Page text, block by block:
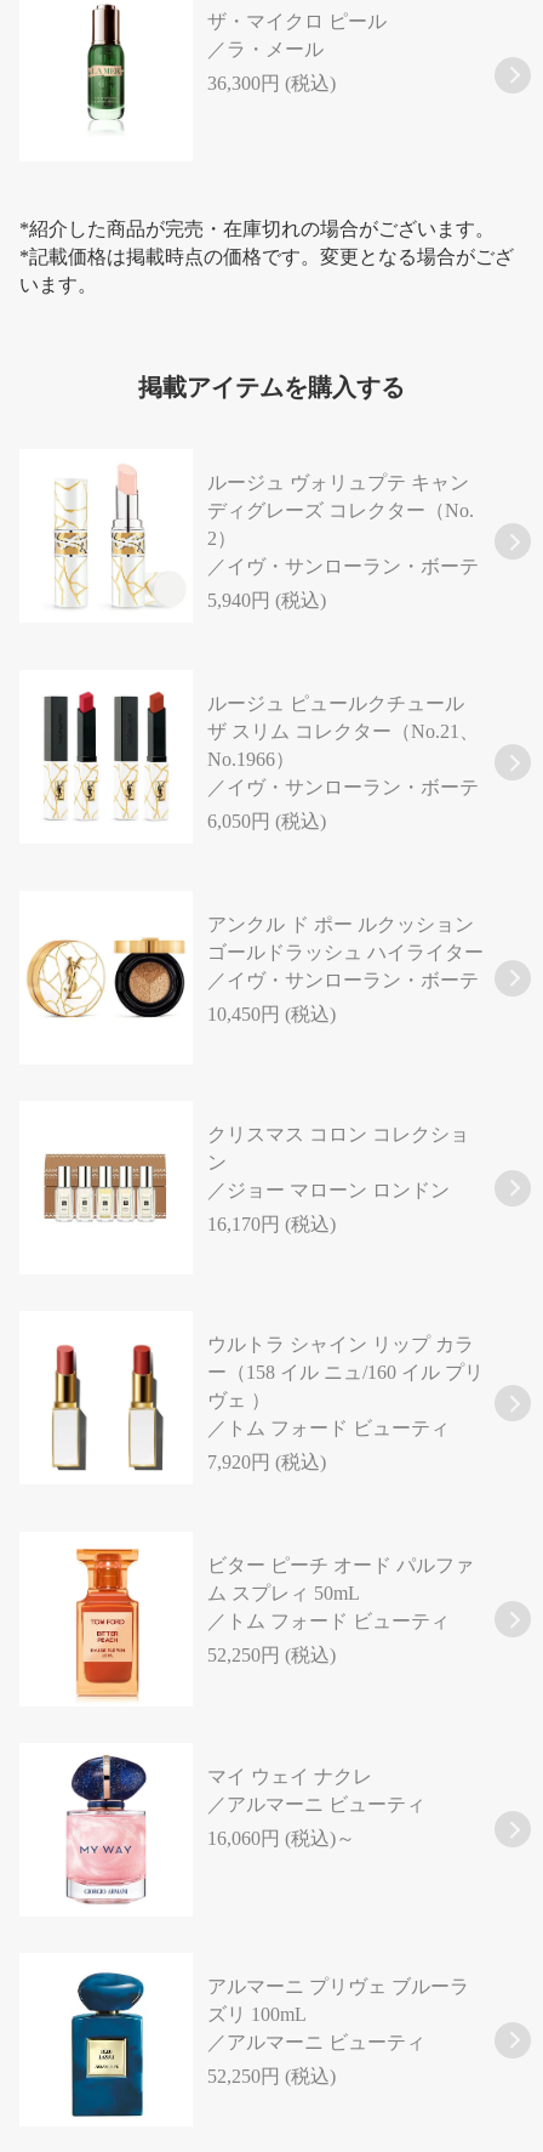
ザ・マイクロ ピール
／ラ・メール
36,300円 (税込)
*紹介した商品が完売・在庫切れの場合がございます。
*記載価格は掲載時点の価格です。変更となる場合がござ
います。
掲載アイテムを購入する
ルージュ ヴォリュプテ キャン
ディグレーズ コレクター（No.
2）
／イヴ・サンローラン・ボーテ
5,940円 (税込)
ルージュ ピュールクチュール
ザ スリム コレクター（No.21、
No.1966）
／イヴ・サンローラン・ボーテ
6,050円 (税込)
アンクル ド ポー ルクッション
ゴールドラッシュ ハイライター
／イヴ・サンローラン・ボーテ
10,450円 (税込)
クリスマス コロン コレクショ
ン
／ジョー マローン ロンドン
16,170円 (税込)
ウルトラ シャイン リップ カラ
ー（158 イル ニュ/160 イル プリ
ヴェ ）
／トム フォード ビューティ
7,920円 (税込)
ビター ピーチ オード パルファ
ム スプレィ 50mL
／トム フォード ビューティ
52,250円 (税込)
マイ ウェイ ナクレ
／アルマーニ ビューティ
16,060円 (税込)～
アルマーニ プリヴェ ブルーラ
ズリ 100mL
／アルマーニ ビューティ
52,250円 (税込)